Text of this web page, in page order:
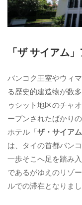
「ザ サイアム
バンコク王室やウィ
る歴史的建造物が数
ゥシット地区のチャ
ープンされたばかり
ホテル「ザ・サイア
は、タイの首都バン
一歩そこへ足を踏み
であるがゆえのリゾ
ルでの滞在となりま